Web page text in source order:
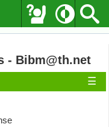
- Bibm@th.net
☰